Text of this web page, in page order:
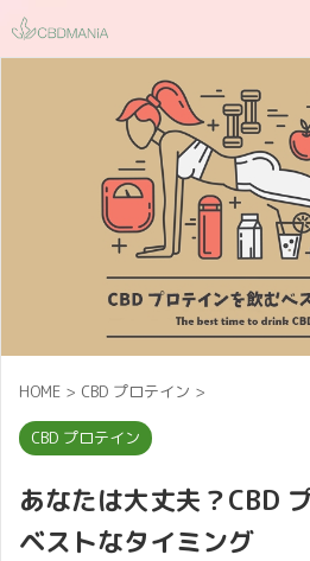
HOME > CBD プロテイン >
CBD プロテイン
あなたは大丈夫？CBD
ベストなタイミング